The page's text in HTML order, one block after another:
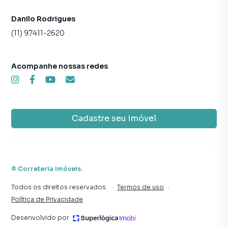
programadores, corretores treinados e uma central de
atendimento preparada para atender proprietários e
Danilo Rodrigues
(11) 97411-2620
Cadastre seu imóvel
Acompanhe nossas redes
© Correteria Imóveis.
Todos os direitos reservados. · Termos de uso
·
Política de Privacidade
Desenvolvido por